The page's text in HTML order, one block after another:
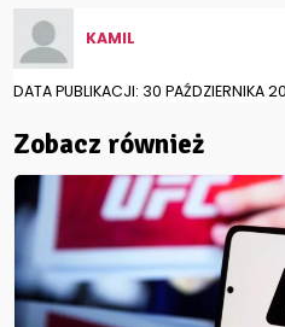
KAMIL
DATA PUBLIKACJI: 30 PAŹDZIERNIKA
Zobacz również